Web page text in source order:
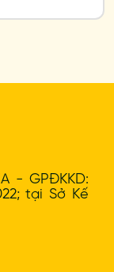
- GPĐKKD:
tại Sở Kế